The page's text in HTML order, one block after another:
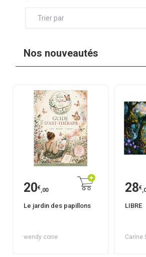
Nos nouveautés
20€,00
Le jardin des papillons
wendy corre
28€
LIBRE
Carine